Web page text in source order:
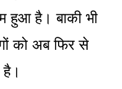
हुआ है। बाकी भी
को अब फिर से